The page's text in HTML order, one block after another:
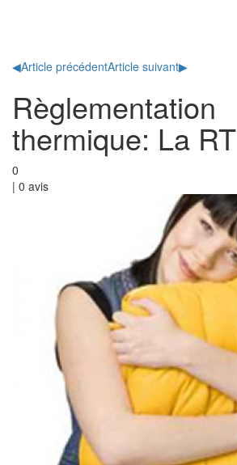
◀Article précédentArticle suivant▶
Règlementation
thermique: La RT
0
| 0 avis